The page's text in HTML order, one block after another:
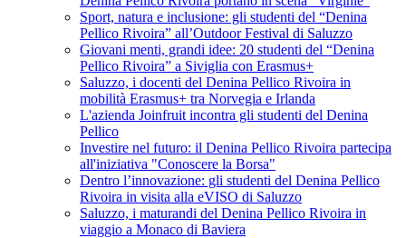
Sport, natura e inclusione: gli studenti del “Denina
Pellico Rivoira” all’Outdoor Festival di Saluzzo
Giovani menti, grandi idee: 20 studenti del “Denina
Pellico Rivoira” a Siviglia con Erasmus+
Saluzzo, i docenti del Denina Pellico Rivoira in
mobilità Erasmus+ tra Norvegia e Irlanda
L'azienda Joinfruit incontra gli studenti del Denina
Pellico
Investire nel futuro: il Denina Pellico Rivoira partecipa
all'iniziativa "Conoscere la Borsa"
Dentro l’innovazione: gli studenti del Denina Pellico
Rivoira in visita alla eVISO di Saluzzo
Saluzzo, i maturandi del Denina Pellico Rivoira in
viaggio a Monaco di Baviera